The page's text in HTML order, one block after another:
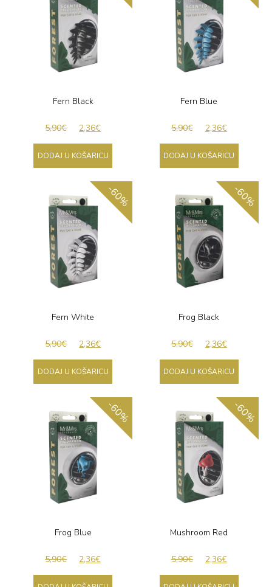
Fern Black
5,90€ 2,36€
DODAJ U KOŠARICU
Fern Blue
5,90€ 2,36€
DODAJ U KOŠARICU
-60%
Fern White
5,90€ 2,36€
DODAJ U KOŠARICU
-60%
Frog Black
5,90€ 2,36€
DODAJ U KOŠARICU
-60%
Frog Blue
5,90€ 2,36€
-60%
Mushroom Red
5,90€ 2,36€